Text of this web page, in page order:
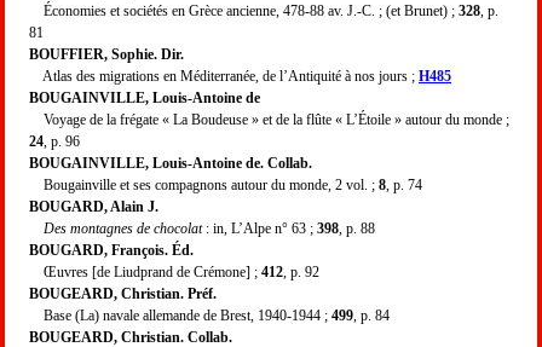
Économies et sociétés en Grèce ancienne, 478-88 av. J.-C. ; (et Brunet) ; 328 , p.
81
BOUFFIER, Sophie. Dir.
Atlas des migrations en Méditerranée, de l’Antiquité à nos jours ; H485
BOUGAINVILLE, Louis-Antoine de
Voyage de la frégate « La Boudeuse » et de la flûte « L’Étoile » autour du monde ;
24 , p. 96
BOUGAINVILLE, Louis-Antoine de. Collab.
Bougainville et ses compagnons autour du monde, 2 vol. ; 8 , p. 74
BOUGARD, Alain J.
Des montagnes de chocolat: in, L’Alpe n° 63 ; 398 , p. 88
BOUGARD, François. Éd.
Œuvres [de Liudprand de Crémone] ; 412 , p. 92
BOUGEARD, Christian. Préf.
Base (La) navale allemande de Brest, 1940-1944 ; 499 , p. 84
BOUGEARD, Christian. Collab.